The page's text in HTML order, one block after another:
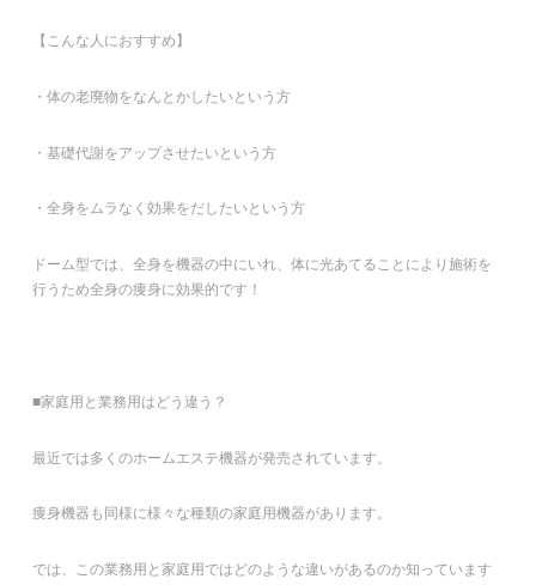
【こんな人におすすめ】
・体の老廃物をなんとかしたいという方
・基礎代謝をアップさせたいという方
・全身をムラなく効果をだしたいという方
ドーム型では、全身を機器の中にいれ、体に光あてることにより施術を
行うため全身の痩身に効果的です！
■家庭用と業務用はどう違う？
最近では多くのホームエステ機器が発売されています。
痩身機器も同様に様々な種類の家庭用機器があります。
では、この業務用と家庭用ではどのような違いがあるのか知っています